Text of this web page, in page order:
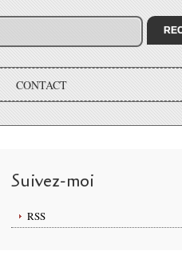
CONTACT
Suivez-moi
RSS